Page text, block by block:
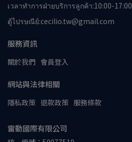
เวลาทำการฝ่ายบริการลูกค้า:10:00-17:00
ตู้ไปรษณีย์:cecilio.tw@gmail.com
服務資訊
關於我們 會員登入
網站與法律相關
隱私政策 退款政策 服務條款
雷動國際有限公司